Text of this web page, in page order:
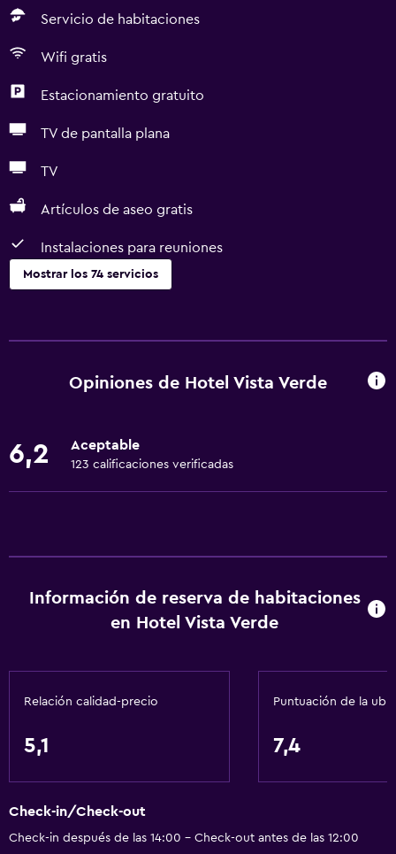
Servicio de habitaciones
Wifi gratis
Estacionamiento gratuito
TV de pantalla plana
TV
Artículos de aseo gratis
Instalaciones para reuniones
Mostrar los 74 servicios
Unidad ubicada en la planta baja
Estacionamiento accesible
Plantas superiores accesibles por escaleras
Áreas designadas para fumadores
Servicios básicos
Wifi gratis
Ventilador
Extinguidor
Opiniones de Hotel Vista Verde
6,2 Aceptable
123 calificaciones verificadas
Información de reserva de habitaciones
en Hotel Vista Verde
Relación calidad-precio
5,1
Puntuación de la
7,4
Check-in/Check-out
Check-in después de las 14:00 - Check-out antes de las 12:00